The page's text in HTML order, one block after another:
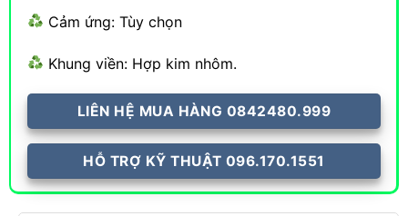
Cảm ứng: Tùy chọn
Khung viền: Hợp kim nhôm.
LIÊN HỆ MUA HÀNG 0842480.999
HỖ TRỢ KỸ THUẬT 096.170.1551